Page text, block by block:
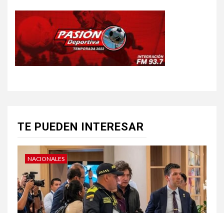
TE PUEDEN INTERESAR
NACIONALES